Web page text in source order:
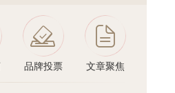
品牌投票 文章聚焦